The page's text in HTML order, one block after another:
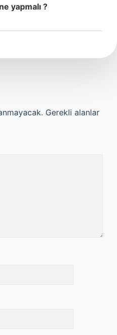
yapmalı ?
Gerekli alanlar